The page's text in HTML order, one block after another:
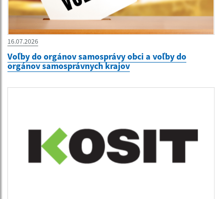
16.07.2026
Voľby do orgánov samosprávy obci a voľby do
orgánov samosprávnych krajov